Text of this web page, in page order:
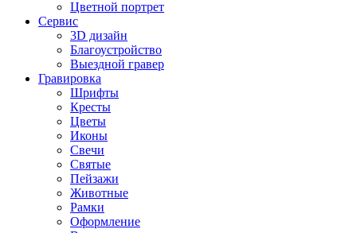
Цветной портрет
Сервис
3D дизайн
Благоустройство
Выездной гравер
Гравировка
Шрифты
Кресты
Цветы
Иконы
Свечи
Святые
Пейзажи
Животные
Рамки
Оформление